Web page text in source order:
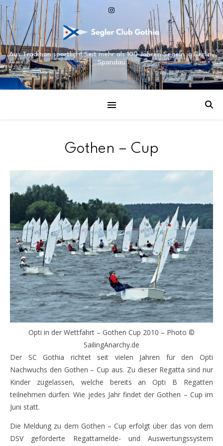
Aus Tradition sportlich! Seit mehr als 100 Jahren Segeln in Berlin-
Spandau
Gothen – Cup
Opti in der Wettfahrt – Gothen Cup 2010 – Photo ©
SailingAnarchy.de
Der SC Gothia richtet seit vielen Jahren für den Opti
Nachwuchs den Gothen – Cup aus. Zu dieser Regatta sind nur
Kinder zugelassen, welche bereits an Opti B Regatten
teilnehmen dürfen. Wie jedes Jahr findet der Gothen – Cup im
Juni statt.
Die Meldung zu dem Gothen – Cup erfolgt über das von dem
DSV geförderte Regattamelde- und Auswertungssystem